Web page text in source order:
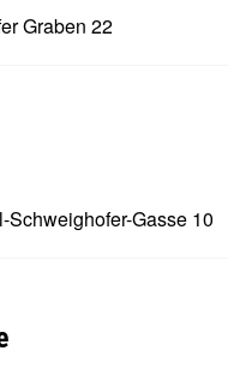
Graben 22
Schweighofer-Gasse 10